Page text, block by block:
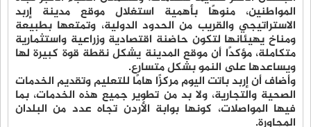
المواطنين، منوهًا بأهمية استغلال موقع مدينة إربد
الاستراتيجي والقريب من الحدود الدولية، وتمتعها بطبيعة
ومناخ يهيئانها لتكون حاضنة اقتصادية وزراعية واستثمارية
متكاملة، مؤكدًا أن موقع المدينة يشكل نقطة قوة كبيرة لها
ويساعدها على النمو بشكل متسارع.
وأضاف أن إربد باتت اليوم مركزًا هامًا للتعليم وتقديم الخدمات
الصحية والتجارية، ولا بد من تطوير جميع هذه الخدمات، بما
فيها المواصلات، كونها بوابة الأردن تجاه عدد من البلدان
المجاورة.